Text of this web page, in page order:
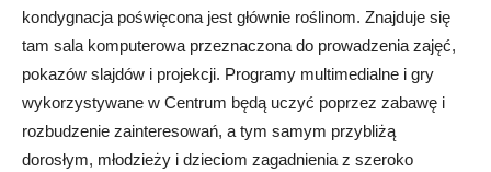
kondygnacja poświęcona jest głównie roślinom. Znajduje się
tam sala komputerowa przeznaczona do prowadzenia zajęć,
pokazów slajdów i projekcji. Programy multimedialne i gry
wykorzystywane w Centrum będą uczyć poprzez zabawę i
rozbudzenie zainteresowań, a tym samym przybliżą
dorosłym, młodzieży i dzieciom zagadnienia z szeroko